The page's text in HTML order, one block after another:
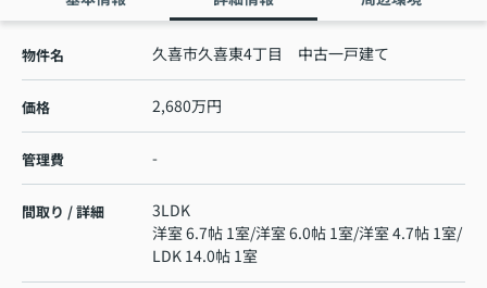
物件名 久喜市久喜東4丁目 中古一戸建て
価格 2,680万円
管理費 -
間取り / 詳細
3LDK
洋室 6.7帖 1室/洋室 6.0帖 1室/洋室 4.7帖 1室/
LDK 14.0帖 1室